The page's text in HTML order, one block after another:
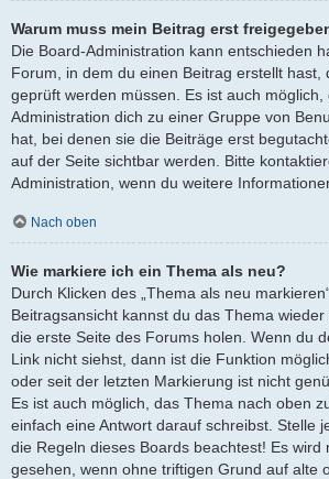
Warum muss mein Beitrag erst
Die Board-Administration kann entschieden
Forum, in dem du einen Beitrag erstellt hast,
geprüft werden müssen. Es ist auch möglich,
Administration dich zu einer Gruppe von
hat, bei denen sie die Beiträge erst
auf der Seite sichtbar werden. Bitte
Administration, wenn du weitere
Nach oben
Wie markiere ich ein Thema als neu?
Durch Klicken des „Thema als neu
Beitragsansicht kannst du das Thema
die erste Seite des Forums holen. Wenn du
Link nicht siehst, dann ist die Funktion
oder seit der letzten Markierung ist nicht
Es ist auch möglich, das Thema nach oben
einfach eine Antwort darauf schreibst. Stelle
die Regeln dieses Boards beachtest! Es wird
gesehen, wenn ohne triftigen Grund auf alte